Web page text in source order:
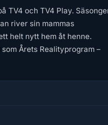
TV4 och TV4 Play.
river sin mammas
helt nytt hem åt henne.
som Årets Realityprogram –